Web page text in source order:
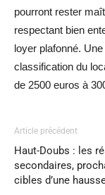
pourront rester
respectant bien
loyer plafonné.
classification du
de 2500 euros à
Article précédent
Haut-Doubs : les
secondaires,
cibles d’une